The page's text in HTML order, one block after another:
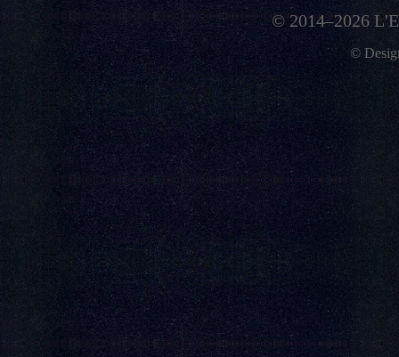
© 2014–2026
©